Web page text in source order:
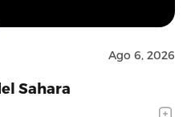
Ago 6, 2026
Sahara